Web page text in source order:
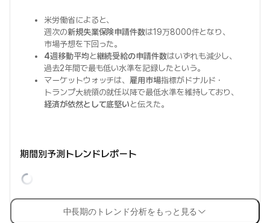
米労働省によると、
週次の新規失業保険申請件数は19万8000件となり、
市場予想を下回った。
4週移動平均と継続受給の申請件数はいずれも減少し、
過去2年間で最も低い水準を記録したという。
マーケットウォッチは、 雇用市場指標がドナルド・
トランプ大統領の就任以降で最低水準を維持しており、
経済が依然として底堅いと伝えた。
期間別予測トレンドレポート
中長期のトレンド分析をもっと見る